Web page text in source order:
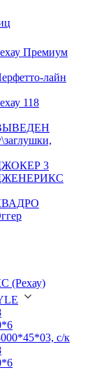
Премиум
лайн
118
ВЫВЕДЕН
3
ДЖЕНЕРИКС
(Рехау)
с/к